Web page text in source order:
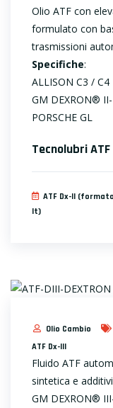
Olio ATF con
formulato con
trasmissioni
Specifiche:
ALLISON C3 / C4
GM DEXRON®
PORSCHE GL
Tecnolubri
ATF Dx-II
lt)
Olio Cambio
ATF Dx-III
Fluido ATF
sintetica e
GM DEXRON®